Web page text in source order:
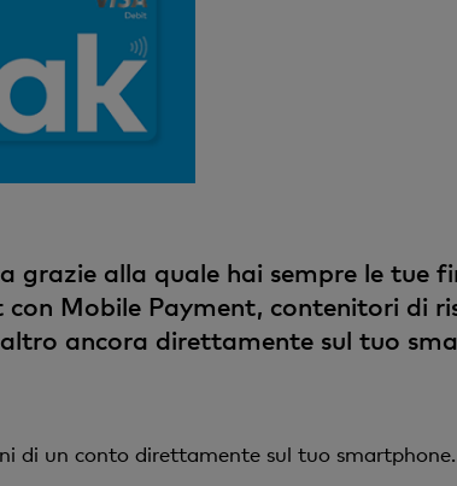
grazie alla quale hai sempre le
Mobile Payment, contenitori di
ancora direttamente sul tuo
di un conto direttamente sul tuo smartphone.